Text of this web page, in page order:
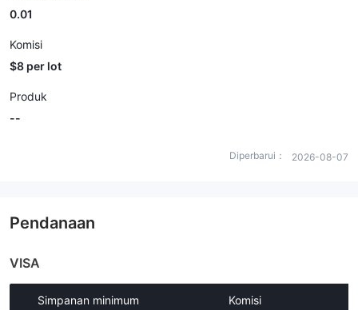
0.01
Komisi
$8 per lot
Produk
--
Diperbarui： 2026-08-07
Pendanaan
VISA
Simpanan minimum Komisi